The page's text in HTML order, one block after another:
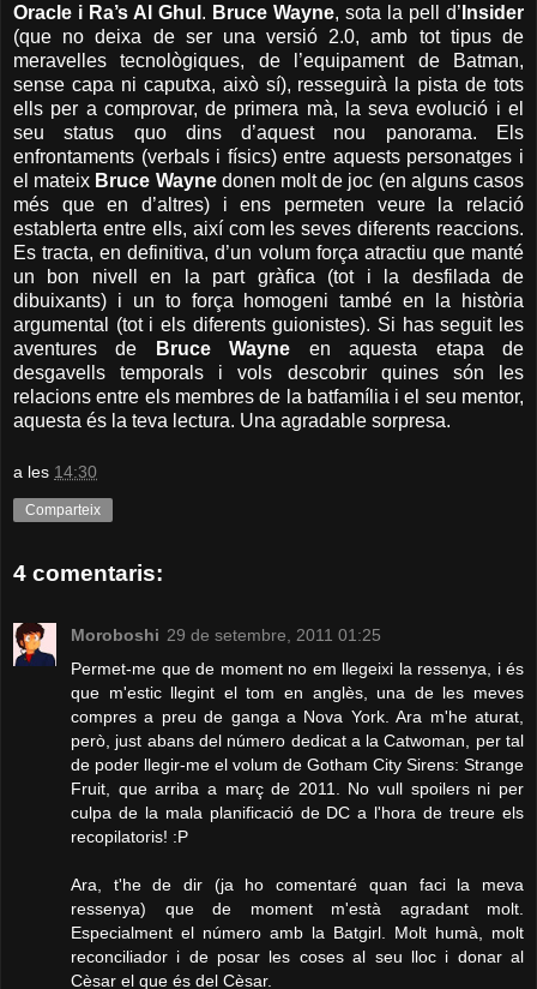
Oracle i Ra’s Al Ghul . Bruce Wayne, sota la pell d’ Insider
(que no deixa de ser una versió 2.0, amb tot tipus de
meravelles tecnològiques, de l’equipament de Batman,
sense capa ni caputxa, això sí), resseguirà la pista de tots
ells per a comprovar, de primera mà, la seva evolució i el
seu status quo dins d’aquest nou panorama. Els
enfrontaments (verbals i físics) entre aquests personatges i
el mateix Bruce Waynedonen molt de joc (en alguns casos
més que en d’altres) i ens permeten veure la relació
establerta entre ells, així com les seves diferents reaccions.
Es tracta, en definitiva, d’un volum força atractiu que manté
un bon nivell en la part gràfica (tot i la desfilada de
dibuixants) i un to força homogeni també en la història
argumental (tot i els diferents guionistes). Si has seguit les
aventures de
Bruce Wayne en aquesta etapa de
desgavells temporals i vols descobrir quines són les
relacions entre els membres de la batfamília i el seu mentor,
aquesta és la teva lectura. Una agradable sorpresa.
a les 14:30
Comparteix
4 comentaris:
Moroboshi 29 de setembre, 2011 01:25
Permet-me que de moment no em llegeixi la ressenya, i és
que m'estic llegint el tom en anglès, una de les meves
compres a preu de ganga a Nova York. Ara m'he aturat,
però, just abans del número dedicat a la Catwoman, per tal
de poder llegir-me el volum de Gotham City Sirens: Strange
Fruit, que arriba a març de 2011. No vull spoilers ni per
culpa de la mala planificació de DC a l'hora de treure els
recopilatoris! :P
Ara, t'he de dir (ja ho comentaré quan faci la meva
ressenya) que de moment m'està agradant molt.
Especialment el número amb la Batgirl. Molt humà, molt
reconciliador i de posar les coses al seu lloc i donar al
Cèsar el que és del Cèsar.